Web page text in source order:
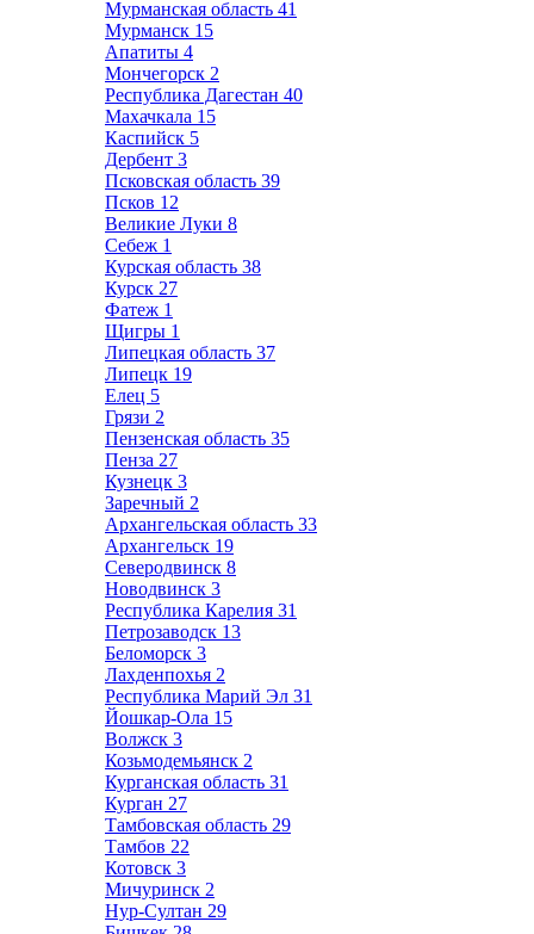
Мурманская область 41
Мурманск 15
Апатиты 4
Мончегорск 2
Республика Дагестан 40
Махачкала 15
Каспийск 5
Дербент 3
Псковская область 39
Псков 12
Великие Луки 8
Себеж 1
Курская область 38
Курск 27
Фатеж 1
Щигры 1
Липецкая область 37
Липецк 19
Елец 5
Грязи 2
Пензенская область 35
Пенза 27
Кузнецк 3
Заречный 2
Архангельская область 33
Архангельск 19
Северодвинск 8
Новодвинск 3
Республика Карелия 31
Петрозаводск 13
Беломорск 3
Лахденпохья 2
Республика Марий Эл 31
Йошкар-Ола 15
Волжск 3
Козьмодемьянск 2
Курганская область 31
Курган 27
Тамбовская область 29
Тамбов 22
Котовск 3
Мичуринск 2
Нур-Султан 29